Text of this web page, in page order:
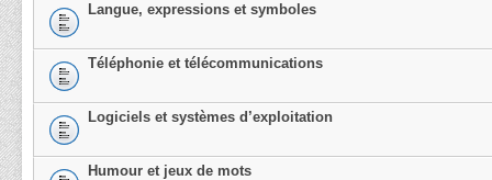
Langue, expressions et symboles
Téléphonie et télécommunications
Logiciels et systèmes d’exploitation
Humour et jeux de mots